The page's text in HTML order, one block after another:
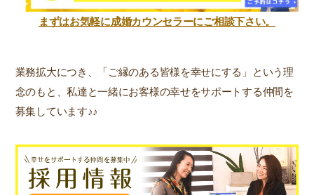
まずはお気軽に成婚カウンセラーにご相談下さい。
業務拡大につき、「ご縁のある皆様を幸せにする」という理
念のもと、私達と一緒にお客様の幸せをサポートする仲間を
募集しています♪♪